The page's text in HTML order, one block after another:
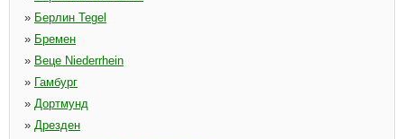
» Берлин Tegel
» Бремен
» Веце Niederrhein
» Гамбург
» Дортмунд
» Дрезден